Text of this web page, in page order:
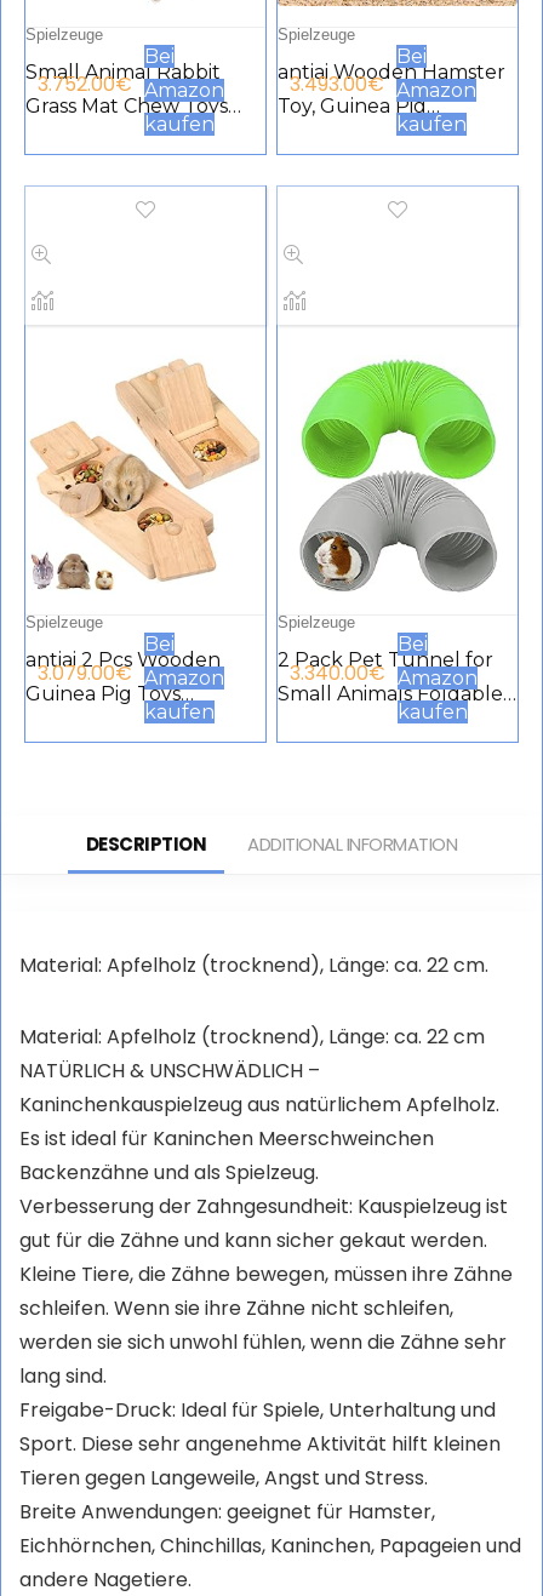
Spielzeuge
Small Animal Rabbit
Grass Mat Chew Toys
Woven Bed Mat for
Bed Toys for Rabbit
Chinchilla Hamster
Cockerel
3.752.00€
Bei
Amazon
kaufen
Spielzeuge
antiai Wooden Hamster
Toy, Guinea Pig
Platform with Climbing
Wooden Desk Stand,
Habitat Decoration,
Squirrel, Rabbit, Guinea
Accessories (2 Room)
3.493.00€
Bei
Amazon
kaufen
Spielzeuge
antiai 2 Pcs Wooden
Guinea Pig Toys
Hamster Feeding Toys
3.079.00€
Bei
Amazon
kaufen
Spielzeuge
2 Pack Pet Tunnel for
Small Animals Foldable
Plastic Tube Funny
3.340.00€
Bei
Amazon
kaufen
DESCRIPTION ADDITIONAL INFORMATION
Material: Apfelholz (trocknend), Länge: ca. 22 cm.
Material: Apfelholz (trocknend), Länge: ca. 22 cm
NATÜRLICH & UNSCHWÄDLICH –
Kaninchenkauspielzeug aus natürlichem Apfelholz.
Es ist ideal für Kaninchen Meerschweinchen
Backenzähne und als Spielzeug.
Verbesserung der Zahngesundheit: Kauspielzeug ist
gut für die Zähne und kann sicher gekaut werden.
Kleine Tiere, die Zähne bewegen, müssen ihre Zähne
schleifen. Wenn sie ihre Zähne nicht schleifen,
werden sie sich unwohl fühlen, wenn die Zähne sehr
lang sind.
Freigabe-Druck: Ideal für Spiele, Unterhaltung und
Sport. Diese sehr angenehme Aktivität hilft kleinen
Tieren gegen Langeweile, Angst und Stress.
Breite Anwendungen: geeignet für Hamster,
Eichhörnchen, Chinchillas, Kaninchen, Papageien und
andere Nagetiere.